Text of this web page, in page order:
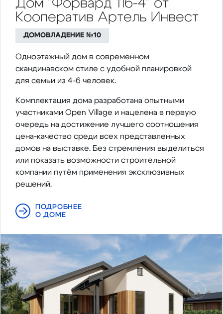
Дом "Форвард 116-4" от
Кооператив Артель Инвест
ДОМОВЛАДЕНИЕ №10
Одноэтажный дом в современном
скандинавском стиле с удобной планировкой
для семьи из 4-6 человек.
Комплектация дома разработана опытными
участниками Open Village и нацелена в первую
очередь на достижение лучшего соотношения
цена-качество среди всех представленных
домов на выставке. Без стремления выделиться
или показать возможности строительной
компании путём применения эксклюзивных
решений.
ПОДРОБНЕЕ
О ДОМЕ
Предыдущий